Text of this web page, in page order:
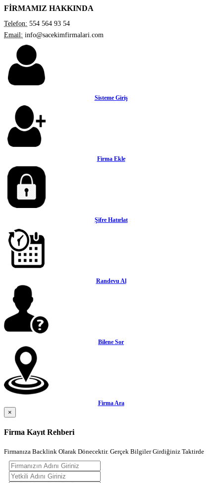
FİRMAMIZ HAKKINDA
Telefon: 554 564 93 54
Email: info@sacekimfirmalari.com
Sisteme Giriş
Firma Ekle
Şifre Hatırlat
Randevu Al
Bilene Sor
Firma Ara
×
Firma Kayıt Rehberi
Firmanıza Backlink Olarak Dönecektir. Gerçek Bilgiler Girdiğiniz Taktirde